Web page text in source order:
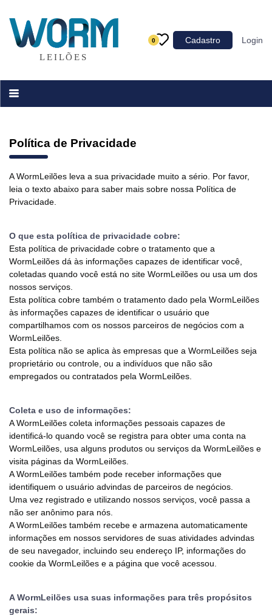
0 Cadastro Login
Categoria
Acessórios para Veículos
Política de Privacidade
A WormLeilões leva a sua privacidade muito a sério. Por favor,
leia o texto abaixo para saber mais sobre nossa Política de
Privacidade.
O que esta política de privacidade cobre:
Esta política de privacidade cobre o tratamento que a
WormLeilões dá às informações capazes de identificar você,
coletadas quando você está no site WormLeilões ou usa um dos
nossos serviços.
Esta política cobre também o tratamento dado pela WormLeilões
às informações capazes de identificar o usuário que
compartilhamos com os nossos parceiros de negócios com a
WormLeilões.
Esta política não se aplica às empresas que a WormLeilões seja
proprietário ou controle, ou a indivíduos que não são
empregados ou contratados pela WormLeilões.
Coleta e uso de informações:
A WormLeilões coleta informações pessoais capazes de
identificá-lo quando você se registra para obter uma conta na
WormLeilões, usa alguns produtos ou serviços da WormLeilões e
visita páginas da WormLeilões.
A WormLeilões também pode receber informações que
identifiquem o usuário advindas de parceiros de negócios.
Uma vez registrado e utilizando nossos serviços, você passa a
não ser anônimo para nós.
A WormLeilões também recebe e armazena automaticamente
informações em nossos servidores de suas atividades advindas
de seu navegador, incluindo seu endereço IP, informações do
cookie da WormLeilões e a página que você acessou.
A WormLeilões usa suas informações para três propósitos
gerais: